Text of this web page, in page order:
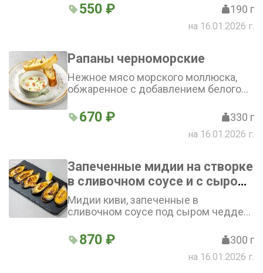
550 ₽ 190 г
на 16.01.2026 г.
Рапаны черноморские
Нежное мясо морского моллюска,
обжаренное с добавлением белого
на основе сливок и творожного сыра.
В качестве дополнения к блюду
предлагается чесночная чиабатта
670 ₽ 330 г
на 16.01.2026 г.
Запеченные мидии на створке
в сливочном соусе и с сыром
чеддер
Мидии киви, запеченные в
сливочном соусе под сыром чеддер
(6 шт.)
870 ₽ 300 г
на 16.01.2026 г.